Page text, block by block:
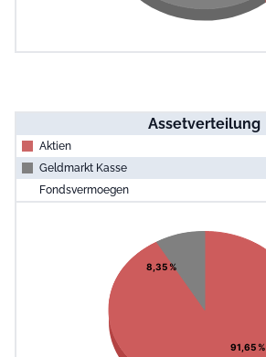
Assetverteilung
Aktien
Geldmarkt Kasse
Fondsvermoegen
Pie chart with 2 slices.
View as data table, Chart
91,65 %
8,35 %